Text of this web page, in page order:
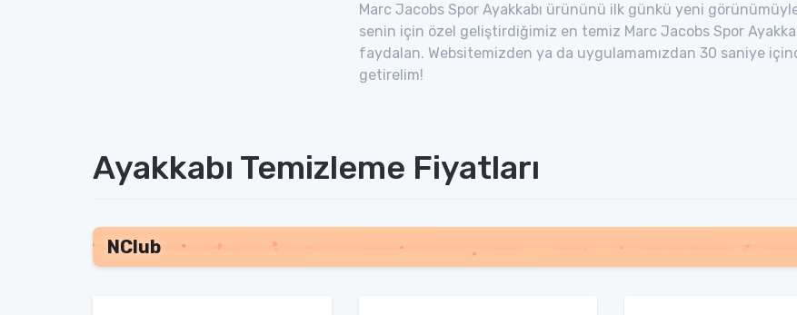
Marc Jacobs Spor Ayakkabı ürününü ilk günkü yeni
senin için özel geliştirdiğimiz en temiz Marc Jacobs Spor
faydalan. Websitemizden ya da uygulamamızdan 30 saniye
getirelim!
Ayakkabı Temizleme Fiyatları
NClub